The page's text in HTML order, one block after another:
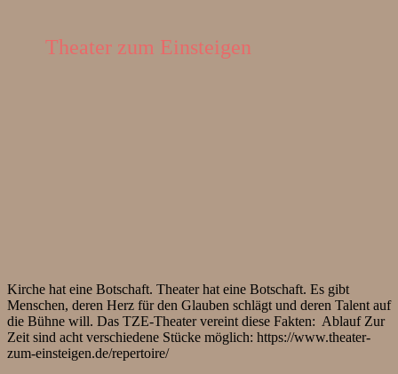
Theater zum Einsteigen
Kirche hat eine Botschaft. Theater hat eine Botschaft. Es gibt
Menschen, deren Herz für den Glauben schlägt und deren Talent auf
die Bühne will. Das TZE-Theater vereint diese Fakten: Ablauf Zur
Zeit sind acht verschiedene Stücke möglich: https://www.theater-
zum-einsteigen.de/repertoire/